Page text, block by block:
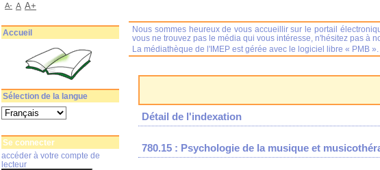
Détail de l'indexation
780.15 : Psychologie de la musique et
Nous sommes heureux de vous accueillir sur le portail
vous ne trouvez pas le média qui vous intéresse, n'hésitez pas à
La médiathèque de l'IMEP est gérée avec le logiciel libre « PMB ».
A- A A+
Accueil
Sélection de la langue
Se connecter
accéder à votre compte de
lecteur